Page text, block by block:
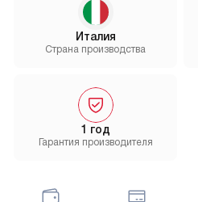
1 год
Гарантия производителя
Италия
Страна производства